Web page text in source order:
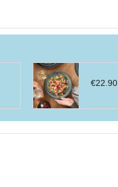
€22.90